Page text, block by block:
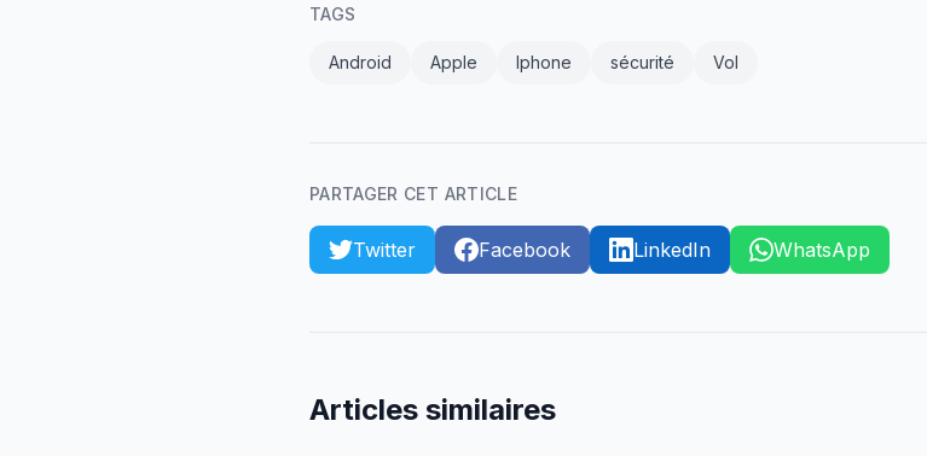
TAGS
Android Apple Iphone sécurité Vol
PARTAGER CET ARTICLE
Twitter Facebook LinkedIn WhatsApp
Articles similaires